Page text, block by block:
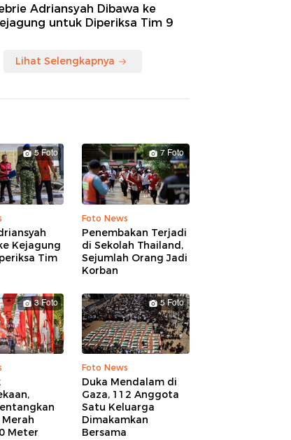
Adriansyah Dibawa ke
untuk Diperiksa Tim 9
Lihat Selengkapnya
5 Foto
Kejagung
Tim
7 Foto
Foto News
Penembakan Terjadi
di Sekolah Thailand,
Sejumlah Orang Jadi
Korban
3 Foto
Meter
5 Foto
Foto News
Duka Mendalam di
Gaza, 112 Anggota
Satu Keluarga
Dimakamkan
Bersama